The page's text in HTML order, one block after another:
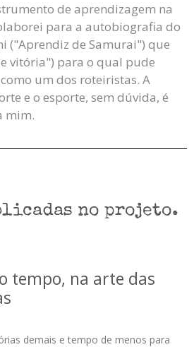
de aprendizagem na
para a autobiografia do
("Aprendiz de Samurai") que
vitória") para o qual pude
um dos roteiristas. A
e o esporte, sem dúvida, é
mim.
no projeto.
tempo, na arte das
demais e tempo de menos para